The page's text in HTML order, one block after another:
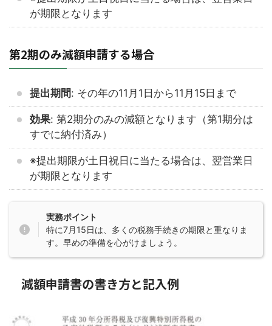
が期限となります
第2期のみ減額申請する場合
提出期間: その年の11月1日から11月15日まで
効果: 第2期分のみの減額となります（第1期分は
すでに納付済み）
※提出期限が土日祝日に当たる場合は、翌営業日
が期限となります
実務ポイント
特に7月15日は、多くの税務手続きの期限と重なりま
す。早めの準備を心がけましょう。
減額申請書の書き方と記入例